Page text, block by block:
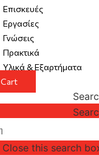
Επισκευές
Εργασίες
Γνώσεις
Πρακτικά
Υλικά & Εξαρτήματα
Cart
Close this search